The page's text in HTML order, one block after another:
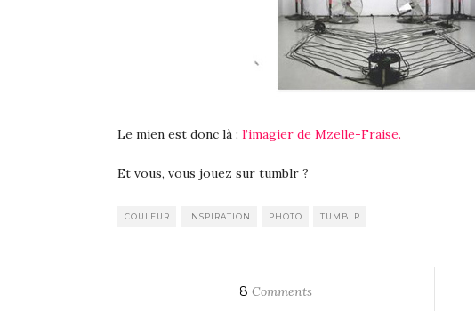
Le mien est donc là : l’imagier de Mzelle-Fraise.
Et vous, vous jouez sur tumblr ?
COULEUR INSPIRATION PHOTO TUMBLR
8 Comments